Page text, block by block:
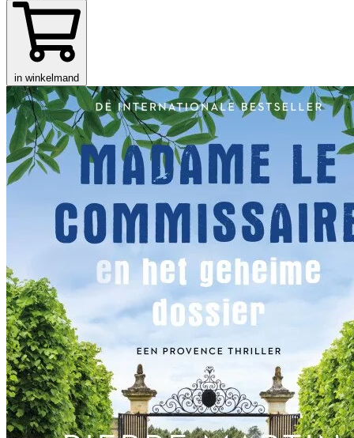
in winkelmand